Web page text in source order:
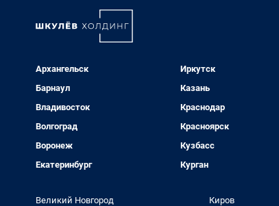
Архангельск
Барнаул
Владивосток
Волгоград
Воронеж
Екатеринбург
Иркутск
Казань
Краснодар
Красноярск
Кузбасс
Курган
Великий Новгород
Киров